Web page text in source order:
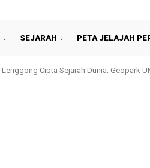
SEJARAH PETA JELAJAH
Lenggong Cipta Sejarah Dunia: Geopark
Sultan Nazrin Shah Berbuka Puasa